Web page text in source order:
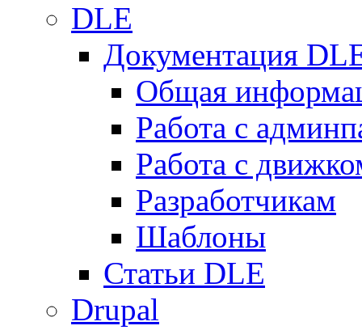
DLE
Документация
Общая
Работа с
Работа с
Разработчикам
Шаблоны
Статьи DLE
Drupal